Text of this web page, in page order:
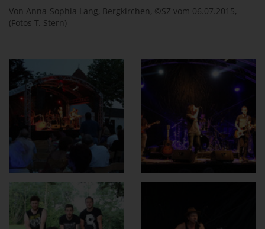
Von Anna-Sophia Lang, Bergkirchen, ©SZ vom 06.07.2015,
(Fotos T. Stern)